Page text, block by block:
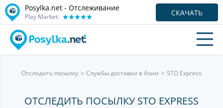
Posylka.net - Отслеживание
Play Market: СКАЧАТЬ
Отследить посылку Службы доставки в Азии STO Express
ОТСЛЕДИТЬ ПОСЫЛКУ STO EXPRESS